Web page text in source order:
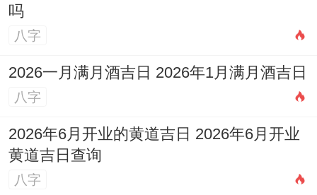
吗
八字
2026一月满月酒吉日 2026年1月满月酒吉日
八字
2026年6月开业的黄道吉日 2026年6月开业
黄道吉日查询
八字